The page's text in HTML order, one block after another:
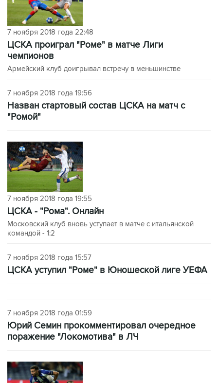
7 ноября 2018 года 22:48
ЦСКА проиграл "Роме" в матче Лиги
чемпионов
Армейский клуб доигрывал встречу в меньшинстве
7 ноября 2018 года 19:56
Назван стартовый состав ЦСКА на матч с
"Ромой"
7 ноября 2018 года 19:55
ЦСКА - "Рома". Онлайн
Московский клуб вновь уступает в матче с итальянской
командой - 1:2
7 ноября 2018 года 15:57
ЦСКА уступил "Роме" в Юношеской лиге УЕФА
7 ноября 2018 года 01:59
Юрий Семин прокомментировал очередное
поражение "Локомотива" в ЛЧ